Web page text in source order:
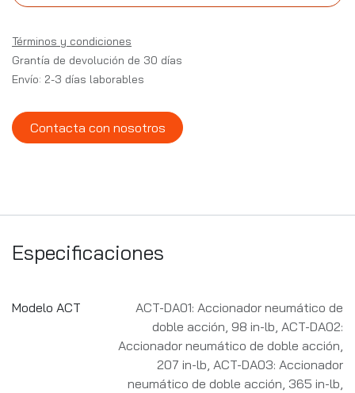
Términos y condiciones
Grantía de devolución de 30 días
Envío: 2-3 días laborables
Contacta con nosotros
Especificaciones
Modelo ACT
ACT-DA01: Accionador neumático de
doble acción, 98 in-lb ACT-DA02:
Accionador neumático de doble acción,
207 in-lb ACT-DA03: Accionador
neumático de doble acción, 365 in-lb